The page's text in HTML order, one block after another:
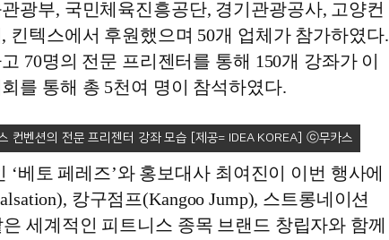
광부, 국민체육진흥공단, 경기관광공사, 고양컨
킨텍스에서 후원했으며 50개 업체가 참가하였다.
70명의 전문 프리젠터를 통해 150개 강좌가 이
를 통해 총 5천여 명이 참석하였다.
컨벤션의 전문 프리젠터 강좌 모습 [제공= IDEA KOREA]
‘베토 페레즈’와 홍보대사 최여진이 이번 행사에
캉구점프(Kangoo Jump), 스트롱네이션
세계적인 피트니스 종목 브랜드 창립자와 함께